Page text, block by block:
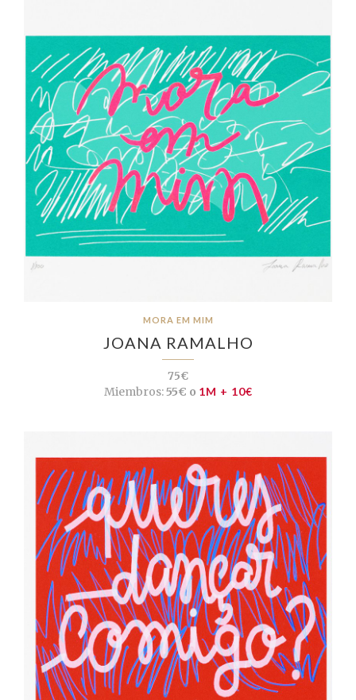
MORA EM MIM
JOANA RAMALHO
75€
Miembros:55€ o 1M + 10€